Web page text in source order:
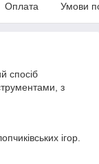
Оплата Умови
спосіб
з
ігор.